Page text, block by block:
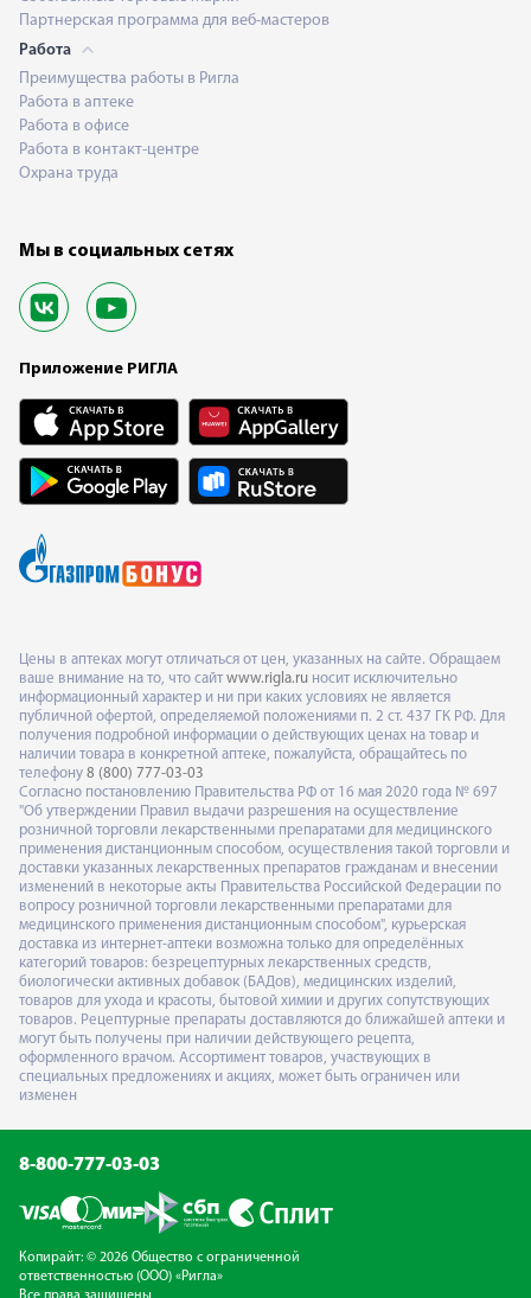
Партнерская программа для веб-мастеров
Работа
Преимущества работы в Ригла
Работа в аптеке
Работа в офисе
Работа в контакт-центре
Охрана труда
Мы в социальных сетях
Приложение РИГЛА
Цены в аптеках могут отличаться от цен, указанных на сайте. Обращаем
ваше внимание на то, что сайт www.rigla.ru носит исключительно
информационный характер и ни при каких условиях не является
публичной офертой, определяемой положениями п. 2 ст. 437 ГК РФ. Для
получения подробной информации о действующих ценах на товар и
наличии товара в конкретной аптеке, пожалуйста, обращайтесь по
телефону 8 (800) 777-03-03
Согласно постановлению Правительства РФ от 16 мая 2020 года № 697
"Об утверждении Правил выдачи разрешения на осуществление
розничной торговли лекарственными препаратами для медицинского
применения дистанционным способом, осуществления такой торговли и
доставки указанных лекарственных препаратов гражданам и внесении
изменений в некоторые акты Правительства Российской Федерации по
вопросу розничной торговли лекарственными препаратами для
медицинского применения дистанционным способом", курьерская
доставка из интернет-аптеки возможна только для определённых
категорий товаров: безрецептурных лекарственных средств,
биологически активных добавок (БАДов), медицинских изделий,
товаров для ухода и красоты, бытовой химии и других сопутствующих
товаров. Рецептурные препараты доставляются до ближайшей аптеки и
могут быть получены при наличии действующего рецепта,
оформленного врачом. Ассортимент товаров, участвующих в
специальных предложениях и акциях, может быть ограничен или
изменен
8-800-777-03-03
Копирайт: © 2026 Общество с ограниченной
ответственностью (ООО) «Ригла»